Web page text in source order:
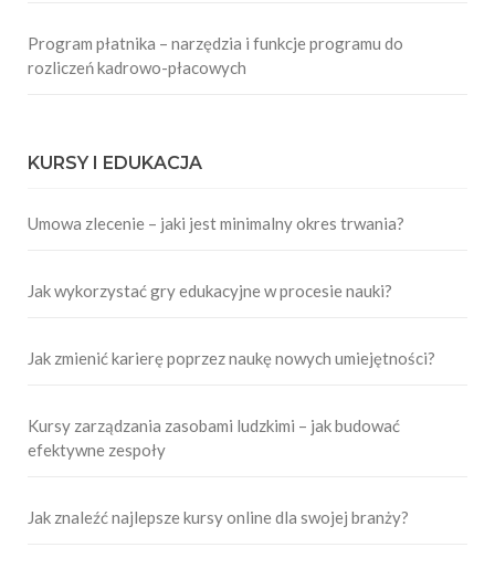
Program płatnika – narzędzia i funkcje programu do
rozliczeń kadrowo-płacowych
KURSY I EDUKACJA
Umowa zlecenie – jaki jest minimalny okres trwania?
Jak wykorzystać gry edukacyjne w procesie nauki?
Jak zmienić karierę poprzez naukę nowych umiejętności?
Kursy zarządzania zasobami ludzkimi – jak budować
efektywne zespoły
Jak znaleźć najlepsze kursy online dla swojej branży?